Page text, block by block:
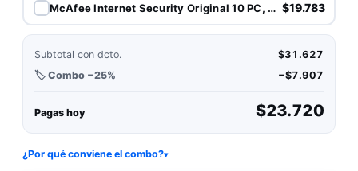
McAfee Internet Security Original 10 PC, Antivirus 1 Año $19.783
Subtotal con dcto.
$31.627
🏷️ Combo −25%
−$7.907
Pagas hoy $23.720
¿Por qué conviene el combo?▾